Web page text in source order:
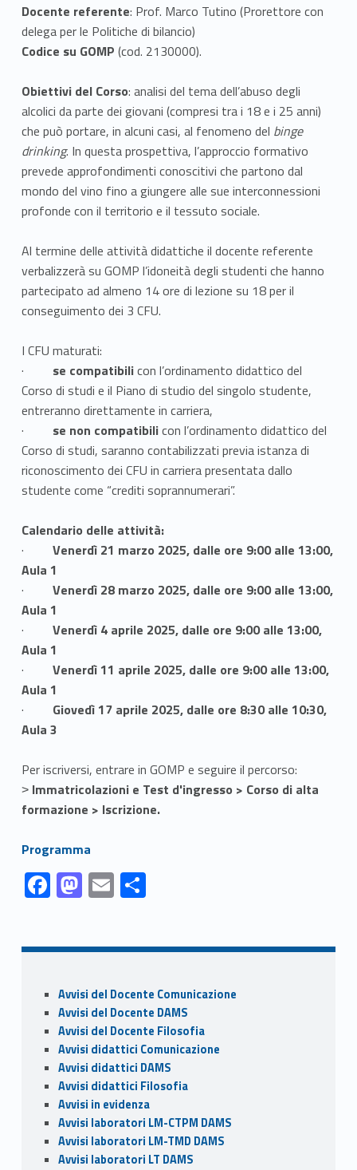
Docente referente: Prof. Marco Tutino (Prorettore con
delega per le Politiche di bilancio)
Codice su GOMP (cod. 2130000).
Obiettivi del Corso: analisi del tema dell’abuso degli
alcolici da parte dei giovani (compresi tra i 18 e i 25 anni)
che può portare, in alcuni casi, al fenomeno del binge
drinking. In questa prospettiva, l’approccio formativo
prevede approfondimenti conoscitivi che partono dal
mondo del vino fino a giungere alle sue interconnessioni
profonde con il territorio e il tessuto sociale.
Al termine delle attività didattiche il docente referente
verbalizzerà su GOMP l’idoneità degli studenti che hanno
partecipato ad almeno 14 ore di lezione su 18 per il
conseguimento dei 3 CFU.
I CFU maturati:
· se compatibilicon l’ordinamento didattico del
Corso di studi e il Piano di studio del singolo studente,
entreranno direttamente in carriera,
· se non compatibilicon l’ordinamento didattico del
Corso di studi, saranno contabilizzati previa istanza di
riconoscimento dei CFU in carriera presentata dallo
studente come “crediti soprannumerari”.
Calendario delle attività:
· Venerdì 21 marzo 2025, dalle ore 9:00 alle 13:00,
Aula 1
· Venerdì 28 marzo 2025, dalle ore 9:00 alle 13:00,
Aula 1
· Venerdì 4 aprile 2025, dalle ore 9:00 alle 13:00,
Aula 1
· Venerdì 11 aprile 2025, dalle ore 9:00 alle 13:00,
Aula 1
· Giovedì 17 aprile 2025, dalle ore 8:30 alle 10:30,
Aula 3
Per iscriversi, entrare in GOMP e seguire il percorso:
˃ Immatricolazioni e Test d'ingresso > Corso di alta
formazione > Iscrizione.
Link identifier #identifier__50143-1
Programma
Link identifier #identifier__199166-1
F
ac
b
o
o
k
Link identifier #identifier__57881-2 M
as
d
o
n
Link identifier #identifier__177713-3 E
m
l
Link identifier #identifier__158007-4 C
o
di
vi
di
Sidebar
Avvisi del Docente Comunicazione
Avvisi del Docente DAMS
Avvisi del Docente Filosofia
Avvisi didattici Comunicazione
Avvisi didattici DAMS
Avvisi didattici Filosofia
Avvisi in evidenza
Avvisi laboratori LM-CTPM DAMS
Avvisi laboratori LM-TMD DAMS
Avvisi laboratori LT DAMS